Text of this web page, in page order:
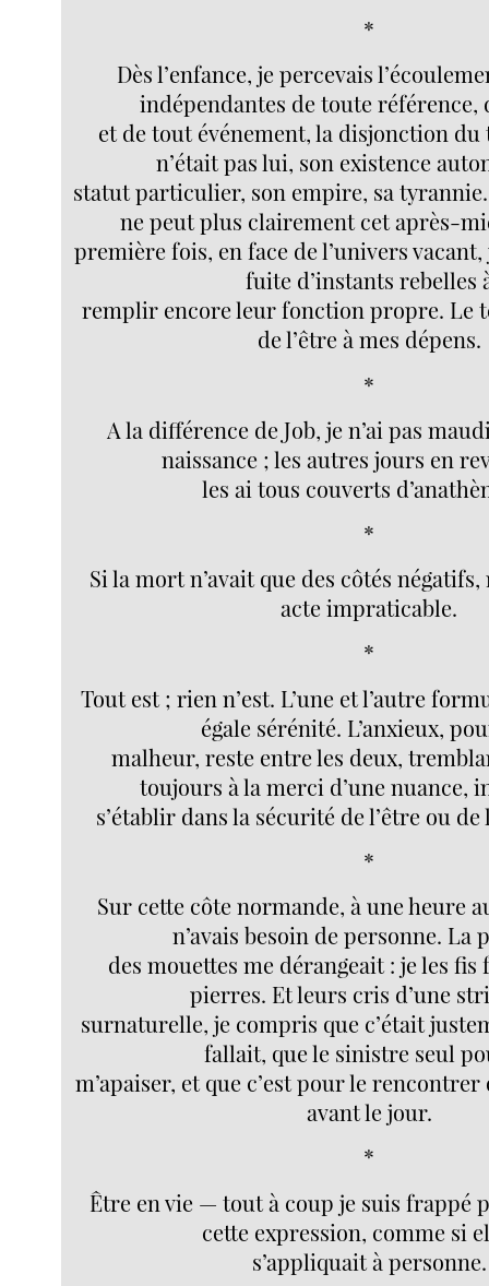
*
Dès l’enfance, je percevais
indépendantes de toute référence,
et de tout événement, la disjonction du
n’était pas lui, son existence
statut particulier, son empire, sa
ne peut plus clairement cet après-
première fois, en face de l’univers vacant,
fuite d’instants rebelles
remplir encore leur fonction propre. Le
de l’être à mes dépens.
*
A la différence de Job, je n’ai pas
naissance ; les autres jours en
les ai tous couverts
*
Si la mort n’avait que des côtés
acte impraticable.
*
Tout est ; rien n’est. L’une et l’autre
égale sérénité. L’anxieux,
malheur, reste entre les deux,
toujours à la merci d’une nuance,
s’établir dans la sécurité de l’être ou de
*
Sur cette côte normande, à une heure
n’avais besoin de personne. La
des mouettes me dérangeait : je les
pierres. Et leurs cris d’une
surnaturelle, je compris que c’était
fallait, que le sinistre seul
m’apaiser, et que c’est pour le rencontrer
avant le jour.
*
Être en vie — tout à coup je suis frappé
cette expression, comme si
s’appliquait à personne.